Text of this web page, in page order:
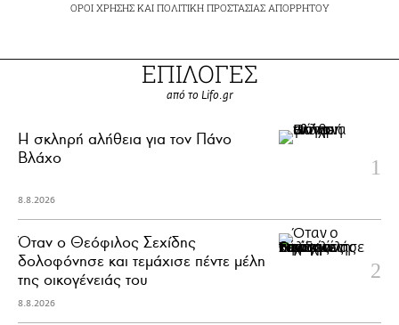
ΟΡΟΙ ΧΡΗΣΗΣΚΑΙ ΠΟΛΙΤΙΚΗ ΠΡΟΣΤΑΣΙΑΣ ΑΠΟΡΡΗΤΟΥ
ΕΠΙΛΟΓΕΣ
από το Lifo.gr
H σκληρή αλήθεια για τον Πάνο
Βλάχο
8.8.2026
Όταν ο Θεόφιλος Σεχίδης
δολοφόνησε και τεμάχισε πέντε μέλη
της οικογένειάς του
8.8.2026